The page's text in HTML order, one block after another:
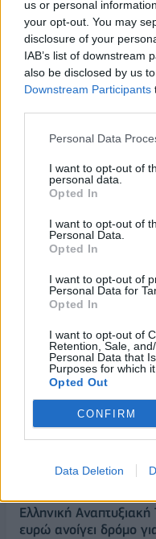
us or personal
your opt-out. You may
disclosure of your
IAB’s list of downstream
also be disclosed by us
Downstream Participants
Personal Data
I want to opt-out of
personal data.
Opted In
I want to opt-out of
Personal Data.
Opted In
I want to opt-out of
Personal Data for
Opted In
I want to opt-out of
Retention, Sale,
Personal Data that
Purposes for which
Opted Out
CONFIRM
Data Deletion
08/08/2026 - 14:08 ΕΛΛΑΔΑ
Ειδικό Χωροταξικό
κανόνες για
πίεση
08/08/2026 - 13:21
από τον e-ΕΦΚΑ και
08/08/2026 - 12:58
Οι Hamilton Reserve
μάρκετινγκ
08/08/2026 - 13:44
Χρηματιστήριο
1,76%, κέρδη 23,31%
Διευρύνεται η
με 916 προϊόντα
Health Monitoring: Η
αξιοποίηση των
ΥΓΕΙΑ
Ελληνική
ευρώ ανοίγει δρόμο